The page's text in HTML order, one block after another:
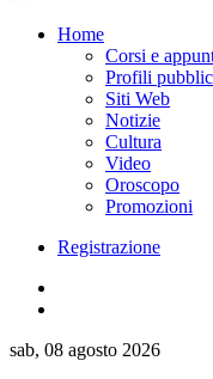
Home
Corsi e
Profili
Siti Web
Notizie
Cultura
Video
Oroscopo
Promozioni
Registrazione
sab, 08 agosto 2026